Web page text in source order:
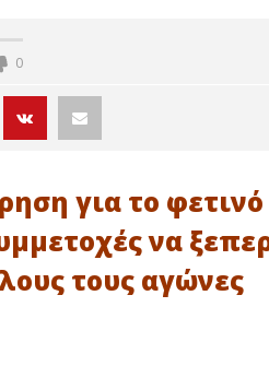
0
για το
να
τους αγώνες